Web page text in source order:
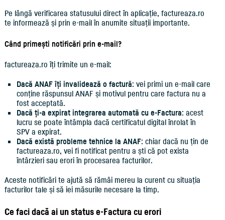
Pe lângă verificarea statusului direct în aplicație, factureaza.ro
te informează și prin e-mail în anumite situații importante.
Când primești notificări prin e-mail?
factureaza.ro îți trimite un e-mail:
Dacă ANAF îți invalidează o factură: vei primi un e-mail care
conține răspunsul ANAF și motivul pentru care factura nu a
fost acceptată.
Dacă ți-a expirat integrarea automată cu e-Factura: acest
lucru se poate întâmpla dacă certificatul digital înrolat în
SPV a expirat.
Dacă există probleme tehnice la ANAF: chiar dacă nu țin de
factureaza.ro, vei fi notificat pentru a ști că pot exista
întârzieri sau erori în procesarea facturilor.
Aceste notificări te ajută să rămâi mereu la curent cu situația
facturilor tale și să iei măsurile necesare la timp.
Ce faci dacă ai un status e-Factura cu erori